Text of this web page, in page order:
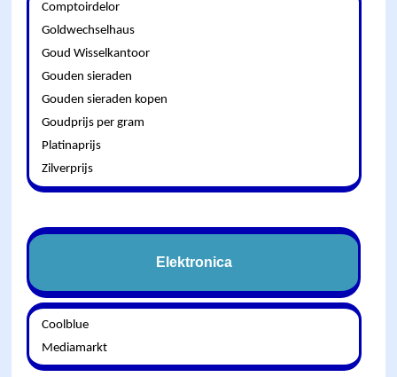
Comptoirdelor
Goldwechselhaus
Goud Wisselkantoor
Gouden sieraden
Gouden sieraden kopen
Goudprijs per gram
Platinaprijs
Zilverprijs
Elektronica
Coolblue
Mediamarkt